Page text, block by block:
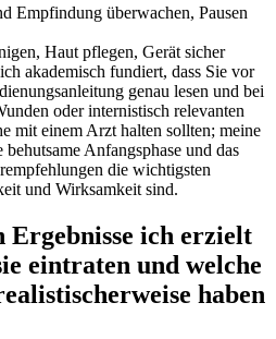
Empfindung​ überwachen,⁢ Pausen
Haut pflegen, Gerät⁢ sicher
‍akademisch ‌fundiert, dass Sie vor
genau lesen und bei
oder internistisch ​relevanten
mit einem⁢ Arzt ‌halten sollten; meine
Anfangsphase und das
die wichtigsten
und Wirksamkeit sind.
‌Ergebnisse ich erzielt
eintraten und welche
haben